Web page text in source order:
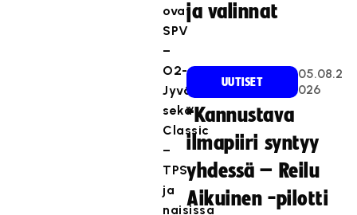
ovat
SPV
–
O2-
Jyväskylä
sekä
Classic
–
TPS
ja
naisissa
ja valinnat
UUTISET
05.08.2
026
“Kannustava
ilmapiiri syntyy
yhdessä – Reilu
Aikuinen -pilotti